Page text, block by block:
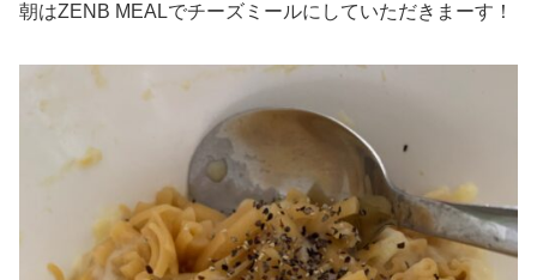
朝はZENB MEALでチーズミールにしていただきまーす！